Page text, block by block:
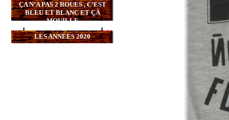
ÇA N’A PAS 2 ROUES , C’EST
BLEU ET BLANC ET ÇÀ
MOUILLE
LES ANNÉES 2020